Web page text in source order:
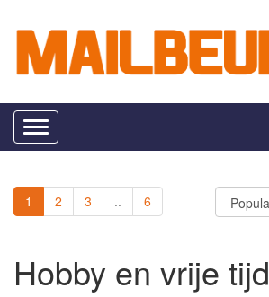
Toggle
navigation
1 2 3 .. 6
Hobby en vrije tijd